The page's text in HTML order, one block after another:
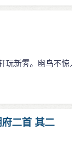
玩新霁。幽鸟不惊
二首 其二